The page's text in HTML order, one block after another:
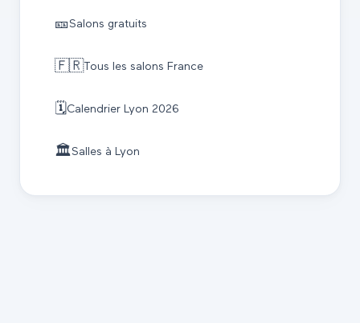
🎫Salons gratuits
🇫🇷Tous les salons France
🗓️Calendrier Lyon 2026
🏛️Salles à Lyon